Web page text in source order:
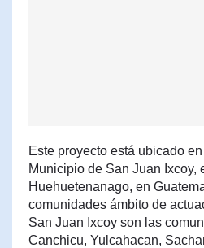
Este proyecto está ubicado
Municipio de San Juan Ixcoy,
Huehuetenanago, en
comunidades ámbito de
San Juan Ixcoy son las
Canchicu, Yulcahacan,